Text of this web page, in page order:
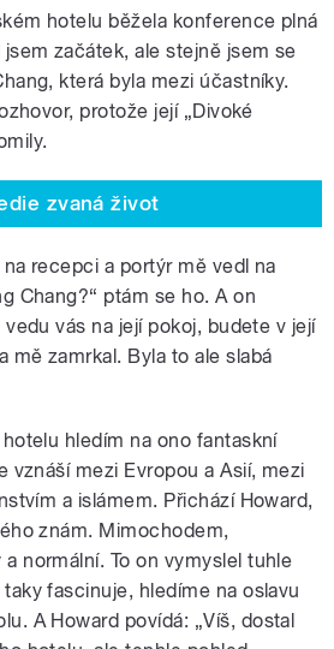
hotelu běžela konference plná
začátek, ale stejně jsem se
která byla mezi účastníky.
protože její „Divoké
zvaná život
recepci a portýr mě vedl na
Chang?“ ptám se ho. A on
vedu vás na její pokoj, budete v její
mě zamrkal. Byla to ale slabá
hledím na ono fantaskní
vznáší mezi Evropou a Asií, mezi
a islámem. Přichází Howard,
znám. Mimochodem,
normální. To on vymyslel tuhle
fascinuje, hledíme na oslavu
A Howard povídá: „Víš, dostal